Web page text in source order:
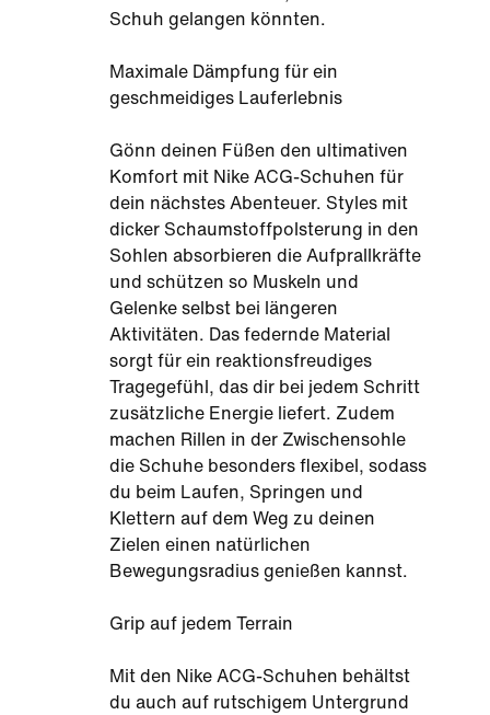
Schuh gelangen könnten.
Maximale Dämpfung für ein
geschmeidiges Lauferlebnis
Gönn deinen Füßen den ultimativen
Komfort mit Nike ACG-Schuhen für
dein nächstes Abenteuer. Styles mit
dicker Schaumstoffpolsterung in den
Sohlen absorbieren die Aufprallkräfte
und schützen so Muskeln und
Gelenke selbst bei längeren
Aktivitäten. Das federnde Material
sorgt für ein reaktionsfreudiges
Tragegefühl, das dir bei jedem Schritt
zusätzliche Energie liefert. Zudem
machen Rillen in der Zwischensohle
die Schuhe besonders flexibel, sodass
du beim Laufen, Springen und
Klettern auf dem Weg zu deinen
Zielen einen natürlichen
Bewegungsradius genießen kannst.
Grip auf jedem Terrain
Mit den Nike ACG-Schuhen behältst
du auch auf rutschigem Untergrund